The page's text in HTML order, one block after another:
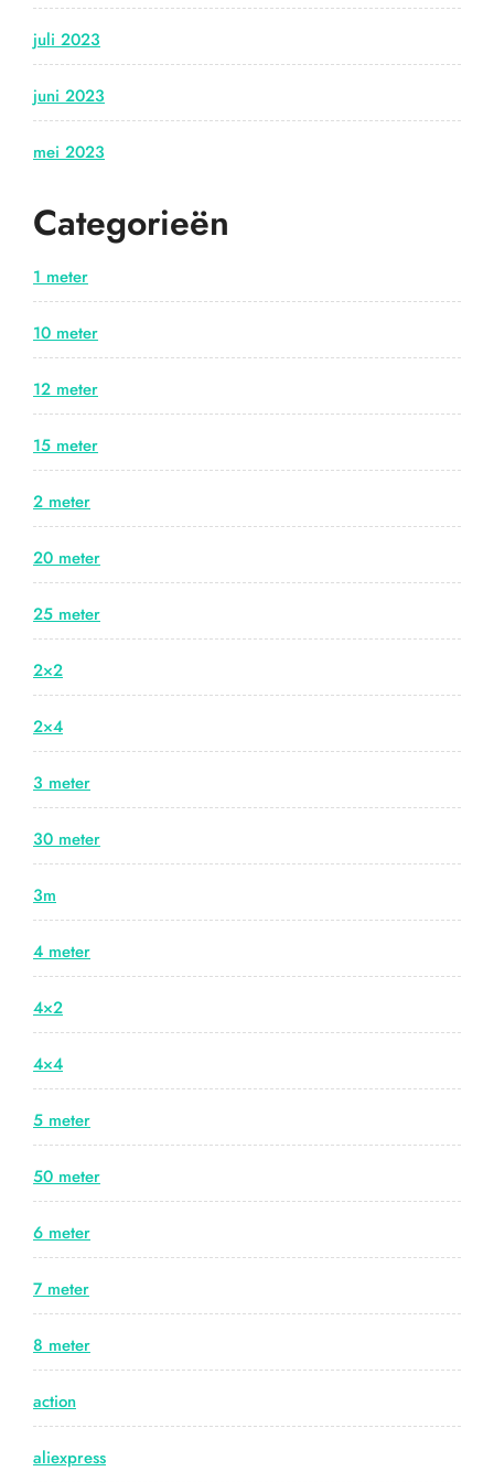
juli 2023
juni 2023
mei 2023
Categorieën
1 meter
10 meter
12 meter
15 meter
2 meter
20 meter
25 meter
2×2
2×4
3 meter
30 meter
3m
4 meter
4×2
4×4
5 meter
50 meter
6 meter
7 meter
8 meter
action
aliexpress